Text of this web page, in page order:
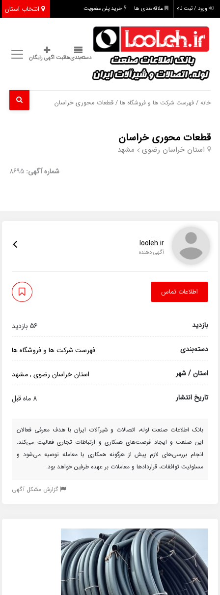
انتخاب استان ورود / ثبت نام علاقه‌مندی ها خرید پلن عضویت
دسته‌بندی‌هاثبت اگهی رایگان
خانه /فهرست شرکت ها و فروشگاه ها / قطعات محوری خراسان
قطعات محوری خراسان
استان خراسان رضوی مشهد
شماره آگهی: 8695
looleh.ir
آگهی دهنده
اطلاعات تماس
بازدید 56 بازدید
دسته‌بندی فهرست شرکت ها و فروشگاه ها
استان / شهر استان خراسان رضوی,مشهد
تاریخ انتشار 8 ماه قبل
بانک اطلاعات صنعت لوله، اتصالات و شیرآلات ایران با هدف معرفی فعالان
این صنعت و ایجاد فرصت‌های همکاری و ارتباطات تجاری فعالیت می‌کند.
انجام بررسی‌های لازم پیش از هرگونه همکاری یا معامله توصیه می‌شود و
مسئولیت توافقات، قراردادها و معاملات بر عهده طرفین خواهد بود.
گزارش مشکل آگهی